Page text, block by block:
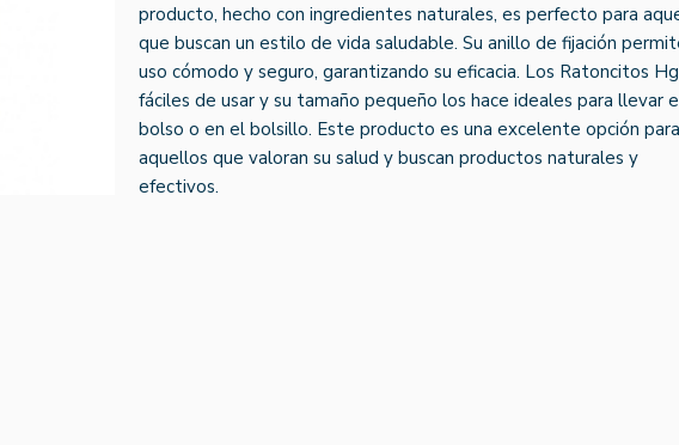
producto, hecho con ingredientes naturales, es perfecto para
que buscan un estilo de vida saludable. Su anillo de fijación
uso cómodo y seguro, garantizando su eficacia. Los Ratoncitos
fáciles de usar y su tamaño pequeño los hace ideales para llevar
bolso o en el bolsillo. Este producto es una excelente opción para
aquellos que valoran su salud y buscan productos naturales y
efectivos.